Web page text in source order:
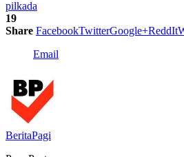
pilkada
19
Share FacebookTwitterGoogle+ReddIt
Email
BeritaPagi